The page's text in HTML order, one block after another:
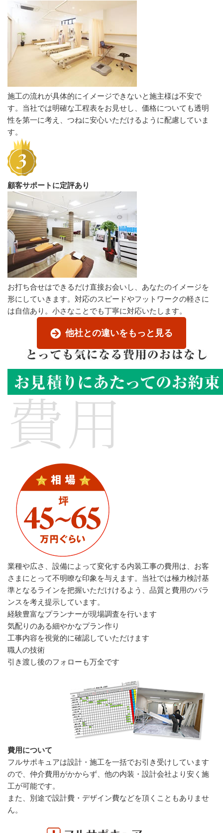
施工の流れが具体的にイメージできないと施主様は不安で
す。当社では明確な工程表をお見せし、価格についても透明
性を第一に考え、つねに安心いただけるように配慮していま
す。
顧客サポートに定評あり
お打ち合せはできるだけ直接お会いし、あなたのイメージを
形にしていきます。対応のスピードやフットワークの軽さに
は自信あり。小さなことでも丁寧に対応いたします。
他社との違いをもっと見る
業種や広さ、設備によって変化する内装工事の費用は、お客
さまにとって不明瞭な印象を与えます。当社では極力検討基
準となるラインを把握いただけけるよう、品質と費用のバラ
ンスを考え提示しています。
経験豊富なプランナーが現場調査を行います
気配りのある細やかなプラン作り
工事内容を視覚的に確認していただけます
職人の技術
引き渡し後のフォローも万全です
費用について
フルサポキュアは設計・施工を一括でお引き受けしています
ので、仲介費用がかからず、他の内装・設計会社より安く施
工が可能です。
また、別途で設計費・デザイン費などを頂くこともありませ
ん。